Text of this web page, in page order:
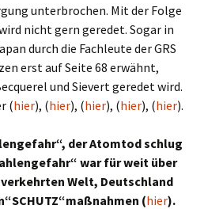
unterbrochen. Mit der Folge
nicht gern geredet. Sogar in
durch die Fachleute der GRS
erst auf Seite 68 erwähnt,
und Sievert geredet wird.
(hier), (hier), (hier), (hier), (hier).
der Atomtod schlug
war für weit über
Welt, Deutschland
(hier).